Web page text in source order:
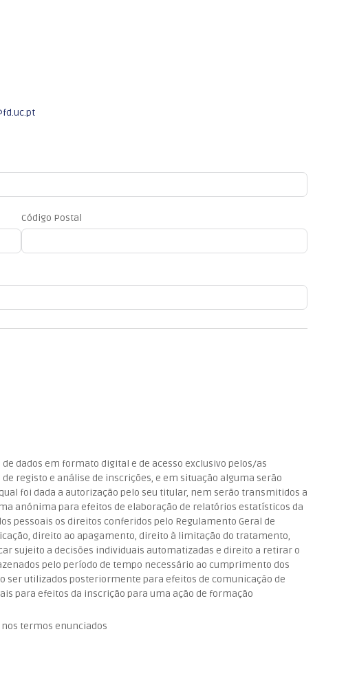
Código Postal
dados em formato digital e de acesso exclusivo pelos/as
registo e análise de inscrições, e em situação alguma serão
foi dada a autorização pelo seu titular, nem serão transmitidos a
anónima para efeitos de elaboração de relatórios estatísticos da
pessoais os direitos conferidos pelo Regulamento Geral de
direito ao apagamento, direito à limitação do tratamento,
sujeito a decisões individuais automatizadas e direito a retirar o
pelo período de tempo necessário ao cumprimento dos
utilizados posteriormente para efeitos de comunicação de
para efeitos da inscrição para uma ação de formação
termos enunciados